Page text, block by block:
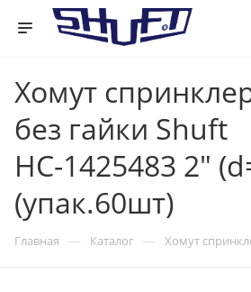
Хомут
без гайки Shuft
НС-1425483 2"
(упак.60шт)
Главная — Каталог — Хомут